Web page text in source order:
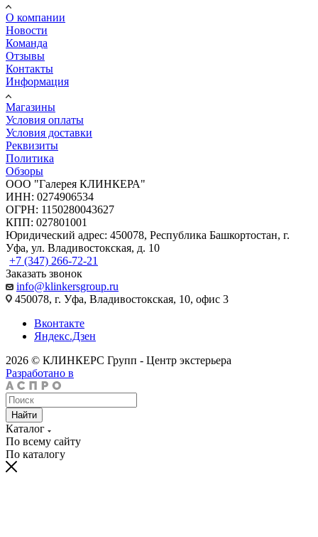
О компании
Новости
Команда
Отзывы
Контакты
Информация
Магазины
Условия оплаты
Условия доставки
Реквизиты
Политика
Обзоры
ООО "Галерея КЛИНКЕРА"
ИНН: 0274906534
ОГРН: 1150280043627
КПП: 027801001
Юридический адрес: 450078, Республика Башкортостан, г.
Уфа, ул. Владивостокская, д. 10
+7 (347) 266-72-21
Заказать звонок
info@klinkersgroup.ru
450078, г. Уфа, Владивостокская, 10, офис 3
Вконтакте
Яндекс.Дзен
2026 © КЛИНКЕРС Групп - Центр экстерьера
Разработано в
Найти
Каталог
По всему сайту
По каталогу